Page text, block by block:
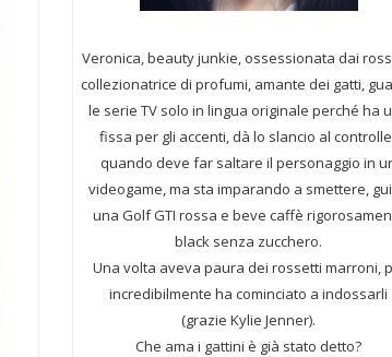
Veronica, beauty junkie, ossessionata dai
collezionatrice di profumi, amante dei gatti,
le serie TV solo in lingua originale perché ha
fissa per gli accenti, dà lo slancio al
quando deve far saltare il personaggio in
videogame, ma sta imparando a smettere,
una Golf GTI rossa e beve caffè
black senza zucchero.
Una volta aveva paura dei rossetti marroni,
incredibilmente ha cominciato a indossarli
(grazie Kylie Jenner).
Che ama i gattini è già stato detto?